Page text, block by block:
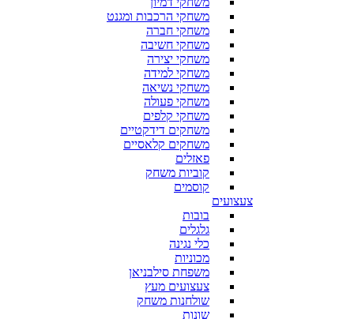
משחקי הרכבות ומגנט
משחקי חברה
משחקי חשיבה
משחקי יצירה
משחקי למידה
משחקי נשיאה
משחקי פעולה
משחקי קלפים
משחקים דידקטיים
משחקים קלאסיים
פאזלים
קוביות משחק
קוסמים
צעצועים
בובות
גלגלים
כלי נגינה
מכוניות
משפחת סילבניאן
צעצועים מעץ
שולחנות משחק
שונות